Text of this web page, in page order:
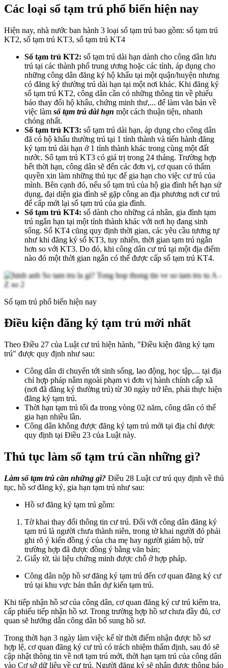
Các loại sổ tạm trú phổ biến hiện nay
Hiện nay, nhà nước ban hành 3 loại sổ tạm trú bao gồm: sổ tạm trú
KT2, sổ tạm trú KT3, sổ tạm trú KT4
Số tạm trú KT2: sổ tạm trú dài hạn dành cho công dân lưu
trú tại các thành phố trung ương hoặc các tỉnh, áp dụng cho
những công dân đăng ký hộ khẩu tại một quận/huyện nhưng
có đăng ký thường trú dài hạn tại một nơi khác. Khi đăng ký
sổ tạm trú KT2, công dân cần có những thông tin về phiếu
báo thay đổi hộ khẩu, chứng minh thư,... để làm văn bản về
việc làm sổ tạm trú dài hạn một cách thuận tiện, nhanh
chóng nhất.
Sổ tạm trú KT3: sổ tạm trú dài hạn, áp dụng cho công dân
đã có hộ khẩu thường trú tại 1 tỉnh thành và tiến hành đăng
ký tạm trú dài hạn ở 1 tỉnh thành khác trong cùng một đất
nước. Sổ tạm trú KT3 có giá trị trong 24 tháng. Trường hợp
hết thời hạn, công dân sẽ đến các đơn vị, cơ quan có thẩm
quyền xin làm những thủ tục để gia hạn cho việc cư trú của
mình. Bên cạnh đó, nếu sổ tạm trú của hộ gia đình hết hạn sử
dụng, đại diện gia đình sẽ gặp công an địa phương nơi cư trú
để cấp mới lại sổ tạm trú của gia đình.
Sổ tạm trú KT4: sổ dành cho những cá nhân, gia đình tạm
trú ngắn hạn tại một tỉnh thành khác với nơi họ đang sinh
sống. Sổ KT4 cũng quy định thời gian, các yêu cầu tương tự
như khi đăng ký sổ KT3, tuy nhiên, thời gian tạm trú ngắn
hơn so với KT3. Do đó, khi công dân cư trú tại một địa điểm
nào đó một thời gian ngắn có thể được cấp sổ tạm trú KT4.
Sổ tạm trú phổ biến hiện nay
Điều kiện đăng ký tạm trú mới nhất
Theo Điều 27 của Luật cư trú hiện hành, "Điều kiện đăng ký tạm
trú" được quy định như sau:
Công dân di chuyển tới sinh sống, lao động, học tập,... tại địa
chỉ hợp pháp nằm ngoài phạm vi đơn vị hành chính cấp xã
(nơi đã đăng ký thường trú) từ 30 ngày trở lên, phải thực hiện
đăng ký tạm trú.
Thời hạn tạm trú tối đa trong vòng 02 năm, công dân có thể
gia hạn nhiều lần.
Công dân không được đăng ký tạm trú mới tại địa chỉ được
quy định tại Điều 23 của Luật này.
Thủ tục làm sổ tạm trú cần những gì?
Làm sổ tạm trú cần những gì? Điều 28 Luật cư trú quy định về thủ
tục, hồ sơ đăng ký, gia hạn tạm trú như sau:
Hồ sơ đăng ký tạm trú gồm:
Tờ khai thay đổi thông tin cư trú. Đối với công dân đăng ký
tạm trú là người chưa thành niên, trong tờ khai người đó phải
ghi rõ ý kiến đồng ý của cha mẹ hay người giám hộ, trừ
trường hợp đã được đồng ý bằng văn bản;
Giấy tờ, tài liệu chứng minh được chỗ ở hợp pháp.
Công dân nộp hồ sơ đăng ký tạm trú đến cơ quan đăng ký cư
trú tại khu vực bản thân dự kiến tạm trú.
Khi tiếp nhận hồ sơ của công dân, cơ quan đăng ký cư trú kiểm tra,
cấp phiếu tiếp nhận hồ sơ. Trong trường hợp hồ sơ chưa đầy đủ, cơ
quan sẽ hướng dẫn công dân bổ sung hồ sơ.
Trong thời hạn 3 ngày làm việc kể từ thời điểm nhận được hồ sơ
hợp lệ, cơ quan đăng ký cư trú có trách nhiệm thẩm định, sau đó sẽ
cập nhật thông tin về nơi tạm trú mới, thời hạn tạm trú của công dân
vào Cơ sở dữ liệu về cư trú. Người đăng ký sẽ nhận được thông báo